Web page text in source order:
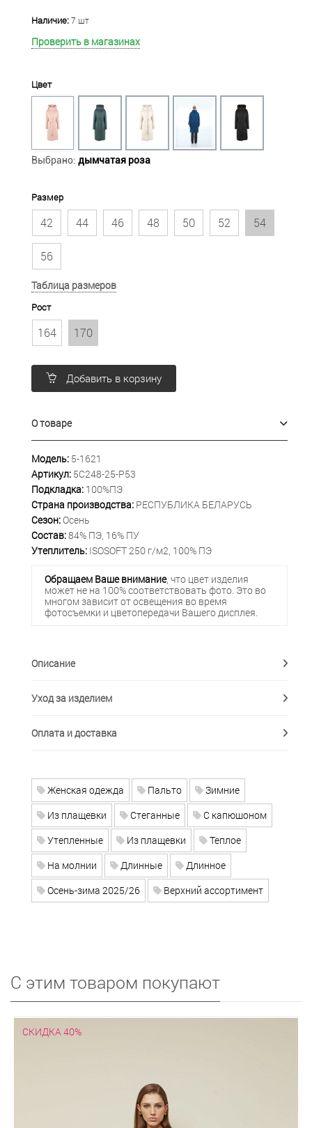
Наличие:7 шт
Проверить в магазинах
Цвет
Выбрано: дымчатая роза
Размер
42 44 46 48 50 52 54
56
Таблица размеров
Рост
164 170
Добавить в корзину
О товаре
Модель: 5-1621
Артикул: 5С248-25-Р53
Подкладка: 100%ПЭ
Страна производства: РЕСПУБЛИКА БЕЛАРУСЬ
Сезон:Осень
Состав:84% ПЭ, 16% ПУ
Утеплитель: ISOSOFT 250 г/м2, 100% ПЭ
Обращаем Ваше внимание, что цвет изделия
может не на 100% соответствовать фото. Это во
многом зависит от освещения во время
фотосъемки и цветопередачи Вашего дисплея.
Описание
Уход за изделием
Оплата и доставка
Женская одежда Пальто
Зимние
Из плащевки
Стеганные
С капюшоном
Утепленные
Из плащевки
Теплое
На молнии
Длинные
Длинное
Осень-зима 2025/26
Верхний ассортимент
С этим товаром покупают
СКИДКА 40%